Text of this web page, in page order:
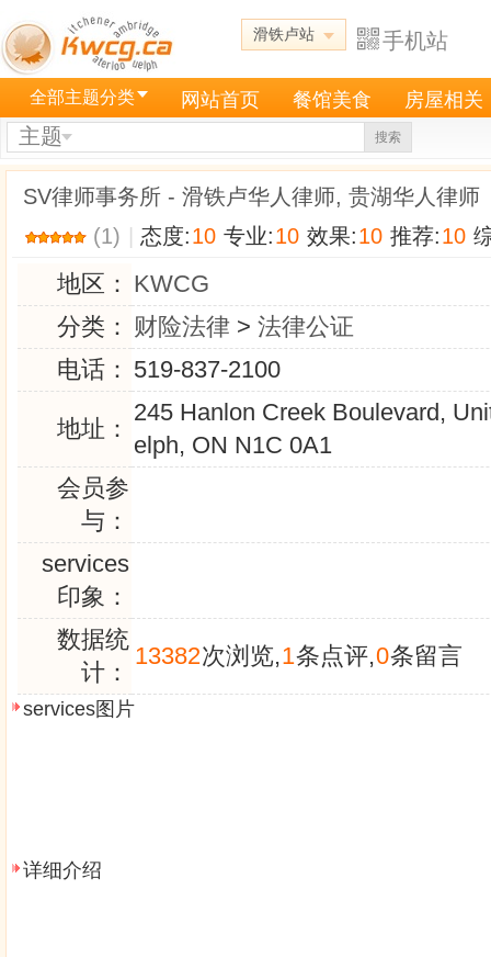
滑铁卢站 手机站
全部主题分类 网站首页 餐馆美食 房屋相关
主题 搜索
SV律师事务所 - 滑铁卢华人律师, 贵湖华人律师
(1)
态度:10 专业:10 效果:10 推荐:10
地区： KWCG
分类： 财险法律 > 法律公证
电话： 519-837-2100
地址：
245 Hanlon Creek Boulevard,
elph, ON N1C 0A1
会员参
与：
services
印象：
数据统
计：
13382次浏览,1条点评,0条留言
services图片
详细介绍